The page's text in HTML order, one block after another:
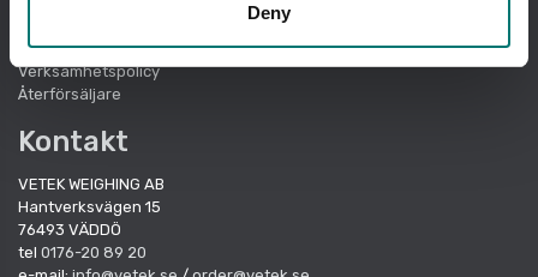
Deny
Uppförandekod
Verksamhetspolicy
Återförsäljare
Kontakt
VETEK WEIGHING AB
Hantverksvägen 15
76493 VÄDDÖ
tel 0176-20 89 20